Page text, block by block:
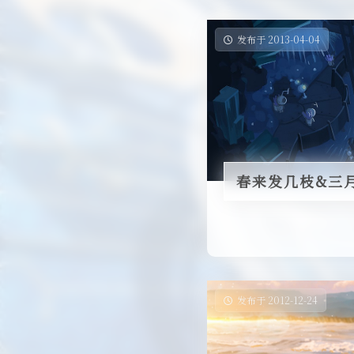
发布于 2013-04-04
春来发几枝&三
发布于 2012-12-24